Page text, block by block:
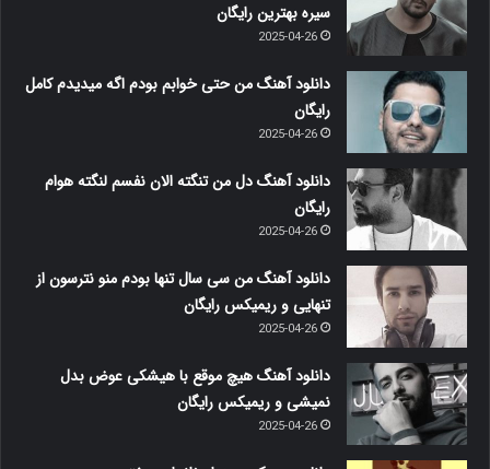
سیره بهترین رایگان
2025-04-26
دانلود آهنگ من حتی خوابم بودم اگه میدیدم کامل
رایگان
2025-04-26
دانلود آهنگ دل من تنگته الان نفسم لنگته هوام
رایگان
2025-04-26
دانلود آهنگ من سی سال تنها بودم منو نترسون از
تنهایی و ریمیکس رایگان
2025-04-26
دانلود آهنگ هیچ موقع با هیشکی عوض بدل
نمیشی و ریمیکس رایگان
2025-04-26